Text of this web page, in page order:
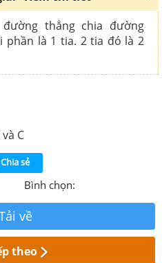
thẳng chia đường
phần là 1 tia. 2 tia đó là 2
C
Chia sẻ
Bình chọn:
về
theo